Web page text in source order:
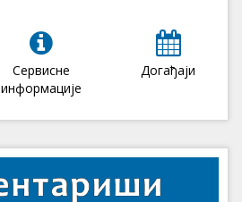
Сервисне
информације
Догађаји